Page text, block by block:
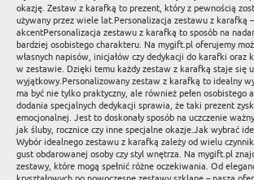
okazję. Zestaw z karafką to prezent, który z pewnością
używany przez wiele lat.Personalizacja zestawu z karafką
akcentPersonalizacja zestawu z karafką to sposób na
bardziej osobistego charakteru. Na mygift.pl oferujemy
własnych napisów, inicjałów czy dedykacji do karafki oraz
w zestawie. Dzięki temu każdy zestaw z karafką staje się
wyjątkowy.Personalizowany zestaw z karafką to idealny
ma być nie tylko praktyczny, ale również pełen osobistego
dodania specjalnych dedykacji sprawia, że taki prezent
emocjonalnej. Jest to doskonały sposób na uczczenie
jak śluby, rocznice czy inne specjalne okazje.Jak wybrać
Wybór idealnego zestawu z karafką zależy od wielu
gust obdarowanej osoby czy styl wnętrza. Na mygift.pl
zestawy, które mogą spełnić różne oczekiwania. Od